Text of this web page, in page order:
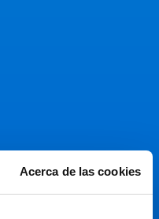
Acerca de las cookies